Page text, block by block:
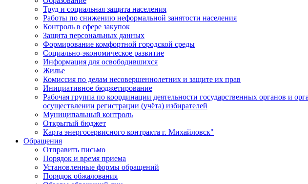
Труд и социальная защита населения
Работы по снижению неформальной занятости населения
Контроль в сфере закупок
Защита персональных данных
Формирование комфортной городской среды
Социально-экономическое развитие
Информация для освободившихся
Жилье
Комиссия по делам несовершеннолетних и защите их прав
Инициативное бюджетирование
Рабочая группа по координации деятельности государственных органов и
осуществлении регистрации (учёта) избирателей
Муниципальный контроль
Открытый бюджет
Карта энергосервисного контракта г. Михайловск"
Обращения
Отправить письмо
Порядок и время приема
Установленные формы обращений
Порядок обжалования